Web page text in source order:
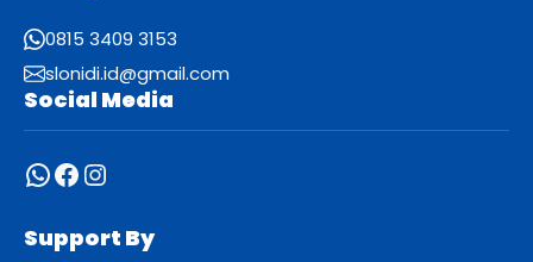
0815 3409 3153
slonidi.id@gmail.com
Social Media
WhatsApp
Facebook
Instagram
Support By